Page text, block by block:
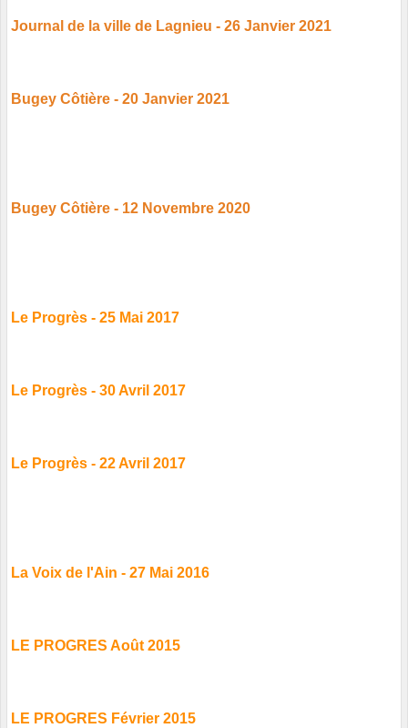
Journal de la ville de Lagnieu - 26 Janvier 2021
Bugey Côtière - 20 Janvier 2021
Bugey Côtière - 12 Novembre 2020
Le Progrès - 25 Mai 2017
Le Progrès - 30 Avril 2017
Le Progrès - 22 Avril 2017
La Voix de l'Ain - 27 Mai 2016
LE PROGRES Août 2015
LE PROGRES Février 2015